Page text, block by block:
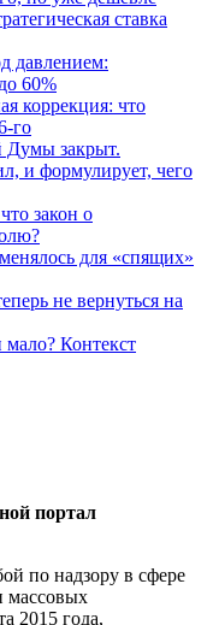
ставка
давлением:
60%
коррекция: что
го
Думы закрыт.
и формулирует, чего
закон о
для «спящих»
не вернуться на
Контекст
портал
по надзору в сфере
массовых
2015 года,